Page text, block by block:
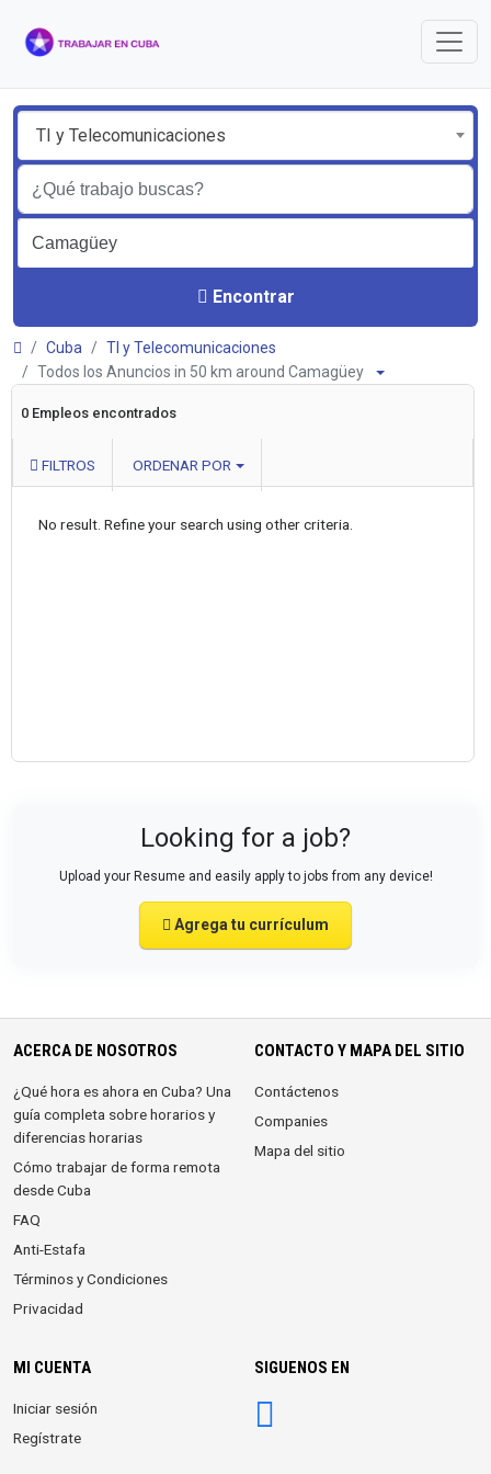
TI y Telecomunicaciones
Encontrar
Cuba
TI y Telecomunicaciones
Todos los Anuncios in 50 km around Camagüey
0 Empleos encontrados
FILTROS ORDENAR POR
No result. Refine your search using other criteria.
Looking for a job?
Upload your Resume and easily apply to jobs from any device!
Agrega tu currículum
ACERCA DE NOSOTROS
¿Qué hora es ahora en Cuba? Una
guía completa sobre horarios y
diferencias horarias
Cómo trabajar de forma remota
desde Cuba
FAQ
Anti-Estafa
Términos y Condiciones
Privacidad
CONTACTO Y MAPA DEL SITIO
Contáctenos
Companies
Mapa del sitio
MI CUENTA
Iniciar sesión
Regístrate
SIGUENOS EN